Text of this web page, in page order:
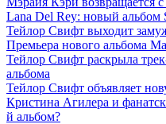
Lana Del Rey: новый альбом
Тейлор Свифт выходит
Премьера нового альбома
Тейлор Свифт раскрыла
альбома
Тейлор Свифт объявляет
Кристина Агилера и
й альбом?